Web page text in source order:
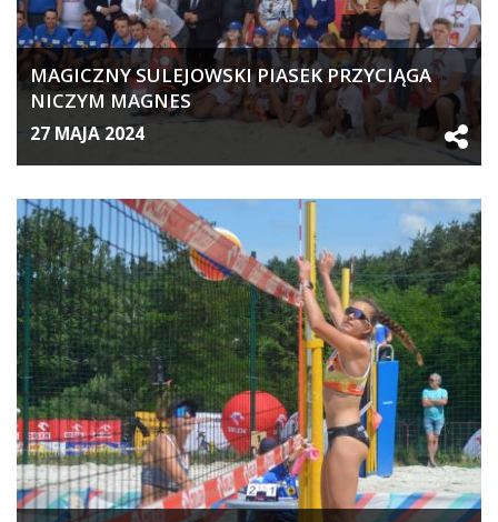
MAGICZNY SULEJOWSKI PIASEK PRZYCIĄGA
NICZYM MAGNES
27 MAJA 2024